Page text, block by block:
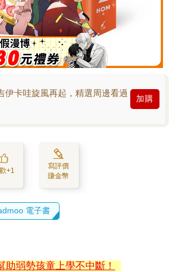
伊卡哇旋風再起，精選周邊看過
加購
+1
寫評價
賺金幣
電子書
助弱勢孩童上學不中斷！